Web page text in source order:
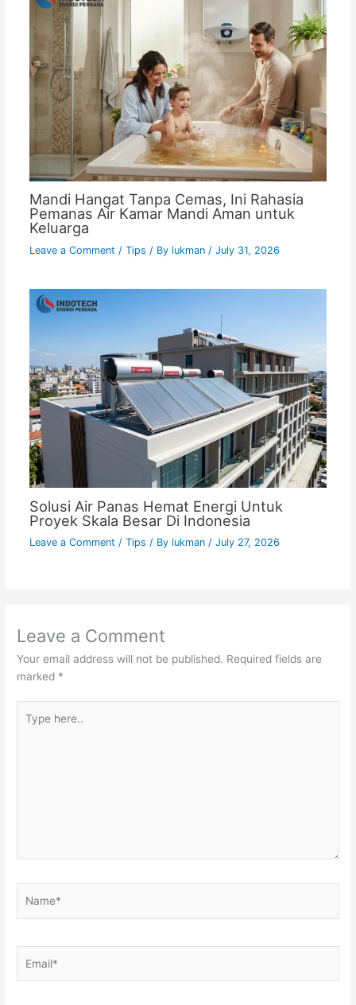
Mandi Hangat Tanpa Cemas, Ini Rahasia
Pemanas Air Kamar Mandi Aman untuk
Keluarga
Leave a Comment / Tips / By lukman / July 31, 2026
Solusi Air Panas Hemat Energi Untuk
Proyek Skala Besar Di Indonesia
Leave a Comment / Tips / By lukman / July 27, 2026
Leave a Comment
Your email address will not be published. Required fields are
marked *
here..